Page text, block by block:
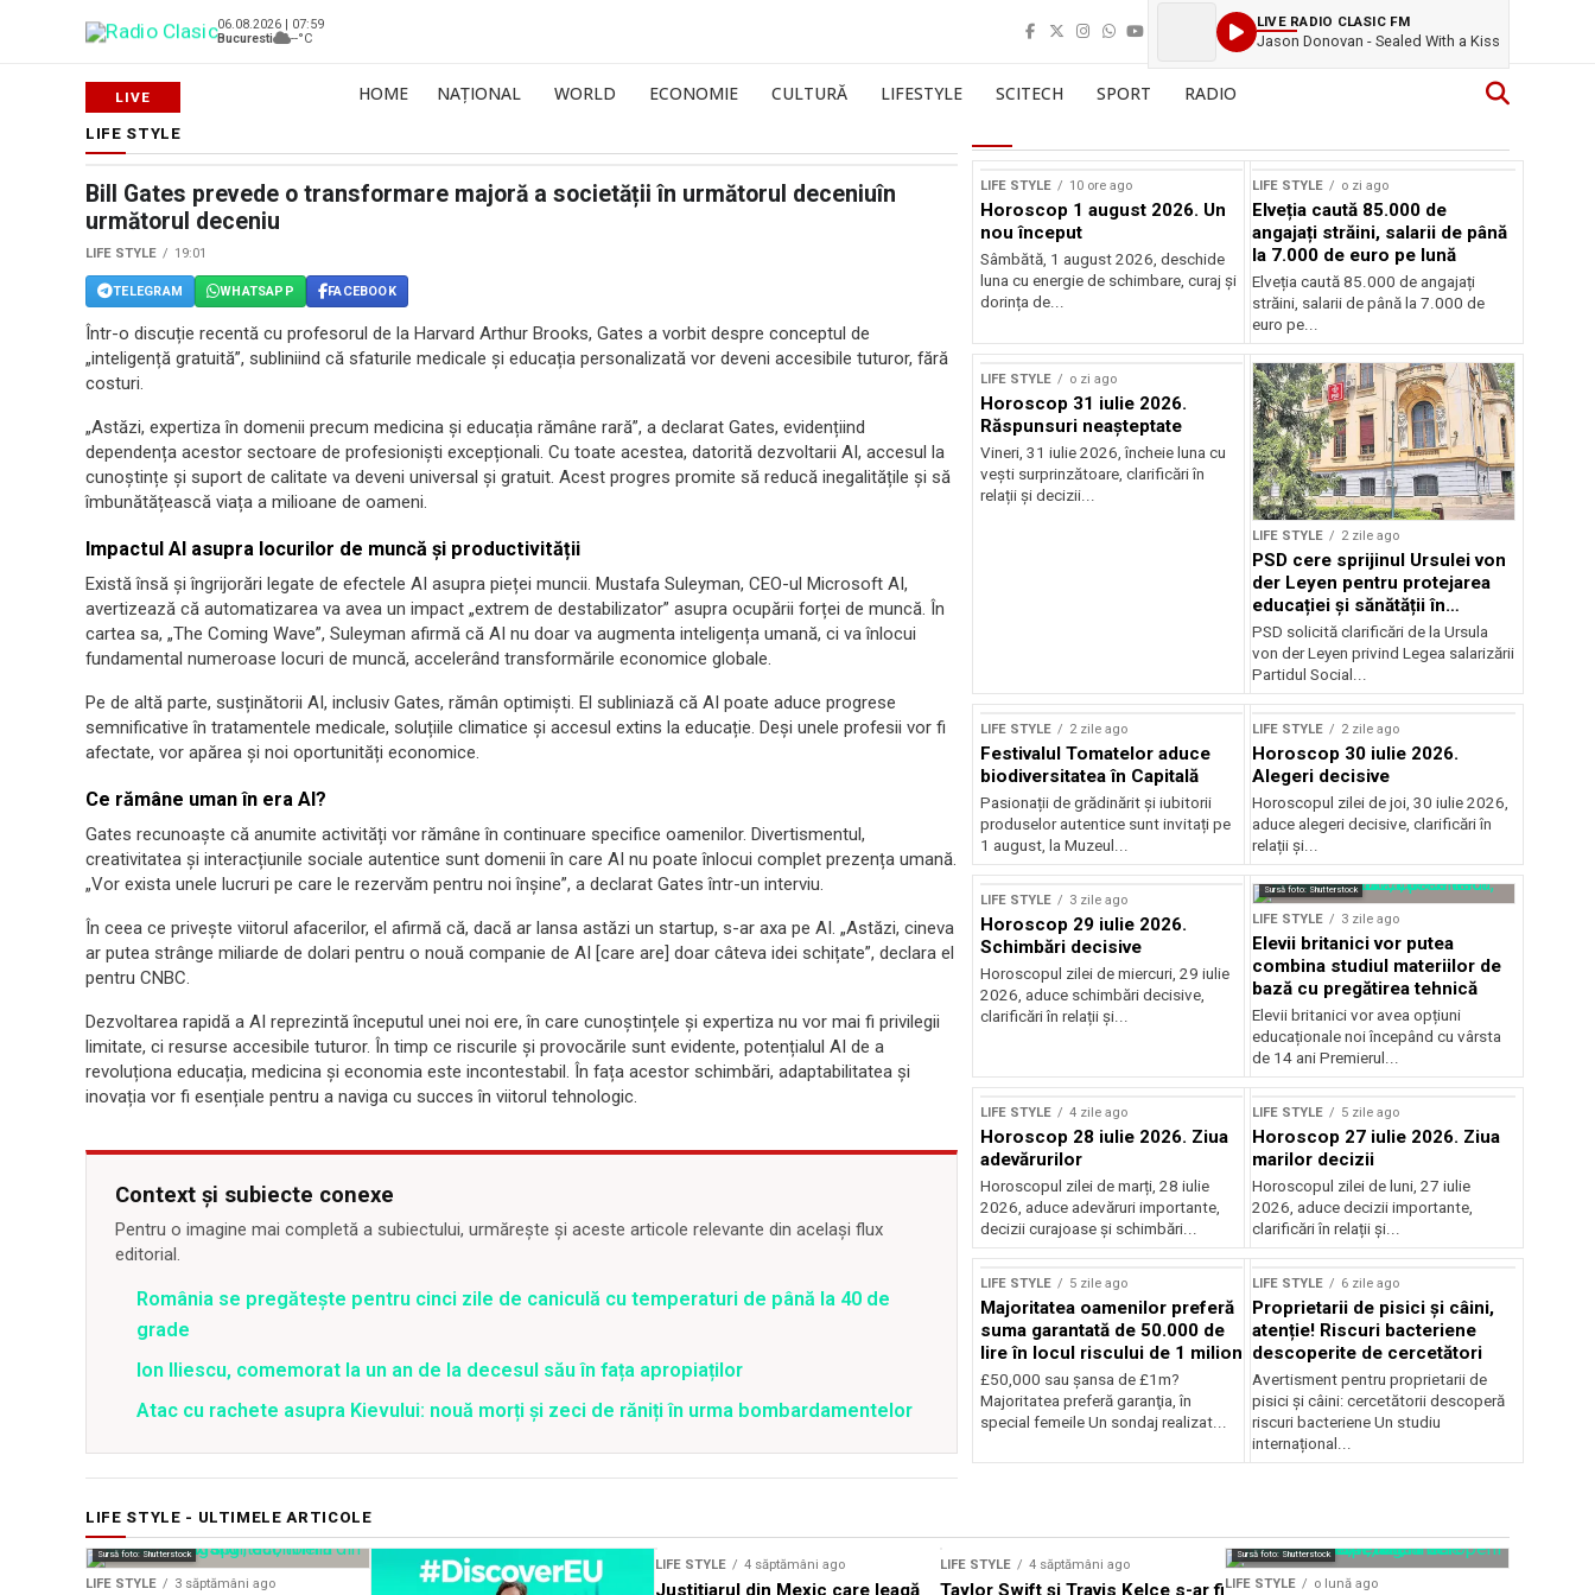
06.08.2026 | 07:59
Bucuresti
--°C
LIVE RADIO CLASIC FM
Jason Donovan - Sealed With a Kiss
HOME NAȚIONAL WORLD ECONOMIE CULTURĂ LIFESTYLE SCITECH SPORT RADIO
LIFE STYLE
Bill Gates prevede o transformare majoră a societății în următorul deceniuîn
următorul deceniu
LIFE STYLE 19:01
TELEGRAM WHATSAPP FACEBOOK
Într-o discuție recentă cu profesorul de la Harvard Arthur Brooks, Gates a vorbit despre conceptul de
„inteligență gratuită”, subliniind că sfaturile medicale și educația personalizată vor deveni accesibile tuturor, fără
costuri.
„Astăzi, expertiza în domenii precum medicina și educația rămâne rară”, a declarat Gates, evidențiind
dependența acestor sectoare de profesioniști excepționali. Cu toate acestea, datorită dezvoltarii AI, accesul la
cunoștințe și suport de calitate va deveni universal și gratuit. Acest progres promite să reducă inegalitățile și să
îmbunătățească viața a milioane de oameni.
Impactul AI asupra locurilor de muncă și productivității
Există însă și îngrijorări legate de efectele AI asupra pieței muncii. Mustafa Suleyman, CEO-ul Microsoft AI,
avertizează că automatizarea va avea un impact „extrem de destabilizator” asupra ocupării forței de muncă. În
cartea sa, „The Coming Wave”, Suleyman afirmă că AI nu doar va augmenta inteligența umană, ci va înlocui
fundamental numeroase locuri de muncă, accelerând transformările economice globale.
Pe de altă parte, susținătorii AI, inclusiv Gates, rămân optimiști. El subliniază că AI poate aduce progrese
semnificative în tratamentele medicale, soluțiile climatice și accesul extins la educație. Deși unele profesii vor fi
afectate, vor apărea și noi oportunități economice.
Ce rămâne uman în era AI?
Gates recunoaște că anumite activități vor rămâne în continuare specifice oamenilor. Divertismentul,
creativitatea și interacțiunile sociale autentice sunt domenii în care AI nu poate înlocui complet prezența umană.
„Vor exista unele lucruri pe care le rezervăm pentru noi înșine”, a declarat Gates într-un interviu.
În ceea ce privește viitorul afacerilor, el afirmă că, dacă ar lansa astăzi un startup, s-ar axa pe AI. „Astăzi, cineva
ar putea strânge miliarde de dolari pentru o nouă companie de AI [care are] doar câteva idei schițate”, declara el
pentru CNBC.
Dezvoltarea rapidă a AI reprezintă începutul unei noi ere, în care cunoștințele și expertiza nu vor mai fi privilegii
limitate, ci resurse accesibile tuturor. În timp ce riscurile și provocările sunt evidente, potențialul AI de a
revoluționa educația, medicina și economia este incontestabil. În fața acestor schimbări, adaptabilitatea și
inovația vor fi esențiale pentru a naviga cu succes în viitorul tehnologic.
Context și subiecte conexe
Pentru o imagine mai completă a subiectului, urmărește și aceste articole relevante din același flux
editorial.
România se pregătește pentru cinci zile de caniculă cu temperaturi de până la 40 de
grade
Ion Iliescu, comemorat la un an de la decesul său în fața apropiaților
Atac cu rachete asupra Kievului: nouă morți și zeci de răniți în urma bombardamentelor
LIFE STYLE 10 ore ago
Horoscop 1 august 2026. Un
nou început
Sâmbătă, 1 august 2026, deschide
luna cu energie de schimbare, curaj și
dorința de...
LIFE STYLE o zi ago
Elveția caută 85.000 de
angajați străini, salarii de până
la 7.000 de euro pe lună
Elveția caută 85.000 de angajați
străini, salarii de până la 7.000 de
euro pe...
LIFE STYLE o zi ago
Horoscop 31 iulie 2026.
Răspunsuri neașteptate
Vineri, 31 iulie 2026, încheie luna cu
vești surprinzătoare, clarificări în
relații și decizii...
LIFE STYLE 2 zile ago
PSD cere sprijinul Ursulei von
der Leyen pentru protejarea
educației și sănătății în
reforma salarială
PSD solicită clarificări de la Ursula
von der Leyen privind Legea salarizării
Partidul Social...
LIFE STYLE 2 zile ago
Festivalul Tomatelor aduce
biodiversitatea în Capitală
Pasionații de grădinărit și iubitorii
produselor autentice sunt invitați pe
1 august, la Muzeul...
LIFE STYLE 2 zile ago
Horoscop 30 iulie 2026.
Alegeri decisive
Horoscopul zilei de joi, 30 iulie 2026,
aduce alegeri decisive, clarificări în
relații și...
LIFE STYLE 3 zile ago
Horoscop 29 iulie 2026.
Schimbări decisive
Horoscopul zilei de miercuri, 29 iulie
2026, aduce schimbări decisive,
clarificări în relații și...
Sursă foto: Shutterstock
LIFE STYLE 3 zile ago
Elevii britanici vor putea
combina studiul materiilor de
bază cu pregătirea tehnică
Elevii britanici vor avea opțiuni
educaționale noi începând cu vârsta
de 14 ani Premierul...
LIFE STYLE 4 zile ago
Horoscop 28 iulie 2026. Ziua
adevărurilor
Horoscopul zilei de marți, 28 iulie
2026, aduce adevăruri importante,
decizii curajoase și schimbări...
LIFE STYLE 5 zile ago
Horoscop 27 iulie 2026. Ziua
marilor decizii
Horoscopul zilei de luni, 27 iulie
2026, aduce decizii importante,
clarificări în relații și...
LIFE STYLE 5 zile ago
Majoritatea oamenilor preferă
suma garantată de 50.000 de
lire în locul riscului de 1 milion
£50,000 sau şansa de £1m?
Majoritatea preferă garanţia, în
special femeile Un sondaj realizat...
LIFE STYLE 6 zile ago
Proprietarii de pisici și câini,
atenție! Riscuri bacteriene
descoperite de cercetători
Avertisment pentru proprietarii de
pisici și câini: cercetătorii descoperă
riscuri bacteriene Un studiu
internațional...
LIFE STYLE - ULTIMELE ARTICOLE
Sursă foto: Shutterstock
LIFE STYLE 3 săptămâni ago
LIFE STYLE 4 săptămâni ago
Justițiarul din Mexic care leagă
LIFE STYLE 4 săptămâni ago
Taylor Swift și Travis Kelce s-ar fi
Sursă foto: Shutterstock
LIFE STYLE o lună ago